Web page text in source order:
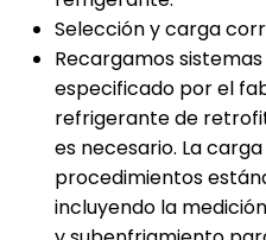
Selección y carga
Recargamos
especificado por el
refrigerante de
es necesario. La
procedimientos
incluyendo la